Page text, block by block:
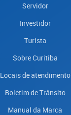
Servidor
Investidor
Turista
Sobre Curitiba
Locais de atendimento
Boletim de Trânsito
Manual da Marca